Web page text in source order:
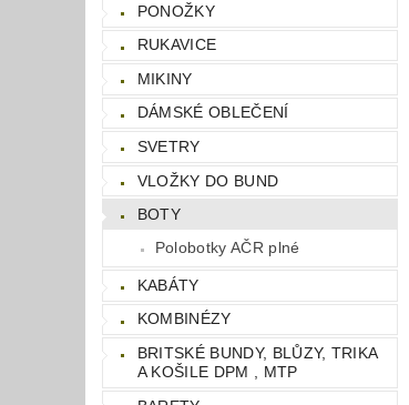
PONOŽKY
RUKAVICE
MIKINY
DÁMSKÉ OBLEČENÍ
SVETRY
VLOŽKY DO BUND
BOTY
Polobotky AČR plné
KABÁTY
KOMBINÉZY
BRITSKÉ BUNDY, BLŮZY, TRIKA
A KOŠILE DPM , MTP